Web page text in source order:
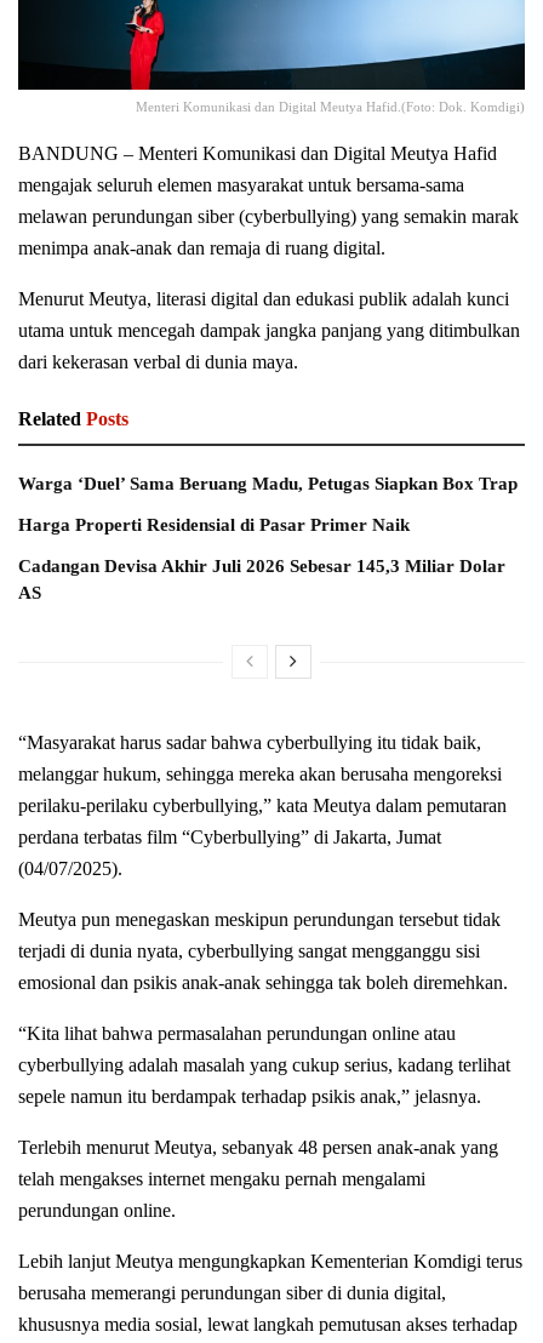
Menteri Komunikasi dan Digital Meutya Hafid.(Foto: Dok. Komdigi)
BANDUNG – Menteri Komunikasi dan Digital Meutya Hafid
mengajak seluruh elemen masyarakat untuk bersama-sama
melawan perundungan siber (cyberbullying) yang semakin marak
menimpa anak-anak dan remaja di ruang digital.
Menurut Meutya, literasi digital dan edukasi publik adalah kunci
utama untuk mencegah dampak jangka panjang yang ditimbulkan
dari kekerasan verbal di dunia maya.
Related Posts
Warga ‘Duel’ Sama Beruang Madu, Petugas Siapkan Box Trap
Harga Properti Residensial di Pasar Primer Naik
Cadangan Devisa Akhir Juli 2026 Sebesar 145,3 Miliar Dolar
AS
“Masyarakat harus sadar bahwa cyberbullying itu tidak baik,
melanggar hukum, sehingga mereka akan berusaha mengoreksi
perilaku-perilaku cyberbullying,” kata Meutya dalam pemutaran
perdana terbatas film “Cyberbullying” di Jakarta, Jumat
(04/07/2025).
Meutya pun menegaskan meskipun perundungan tersebut tidak
terjadi di dunia nyata, cyberbullying sangat mengganggu sisi
emosional dan psikis anak-anak sehingga tak boleh diremehkan.
“Kita lihat bahwa permasalahan perundungan online atau
cyberbullying adalah masalah yang cukup serius, kadang terlihat
sepele namun itu berdampak terhadap psikis anak,” jelasnya.
Terlebih menurut Meutya, sebanyak 48 persen anak-anak yang
telah mengakses internet mengaku pernah mengalami
perundungan online.
Lebih lanjut Meutya mengungkapkan Kementerian Komdigi terus
berusaha memerangi perundungan siber di dunia digital,
khususnya media sosial, lewat langkah pemutusan akses terhadap